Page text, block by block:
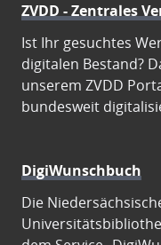
ZVDD - Zentrales
Ist Ihr gesuchtes
digitalen Bestand?
unserem ZVDD
bundesweit
DigiWunschbuch
Die